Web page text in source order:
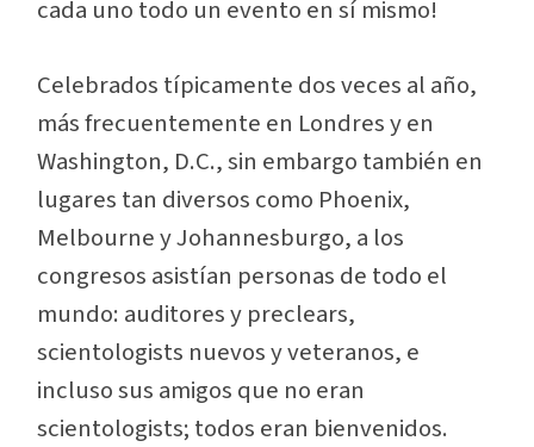
cada uno todo un evento en sí mismo!
Celebrados típicamente dos veces al año,
más frecuentemente en Londres y en
Washington, D.C., sin embargo también en
lugares tan diversos como Phoenix,
Melbourne y Johannesburgo, a los
congresos asistían personas de todo el
mundo: auditores y preclears,
scientologists nuevos y veteranos, e
incluso sus amigos que no eran
scientologists; todos eran bienvenidos.